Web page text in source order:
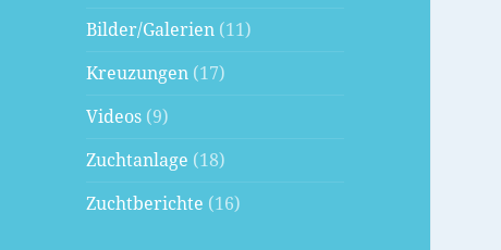
Bilder/Galerien (11)
Kreuzungen (17)
Videos (9)
Zuchtanlage (18)
Zuchtberichte (16)